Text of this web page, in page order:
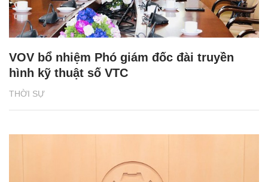
THỜI SỰ
VOV bổ nhiệm Phó giám đốc đài truyền
hình kỹ thuật số VTC